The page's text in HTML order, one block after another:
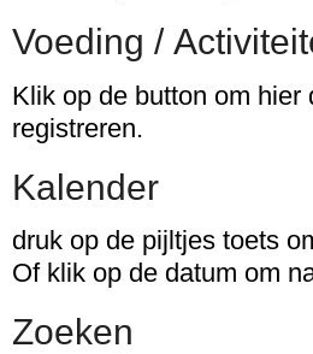
Voeding /
Klik op de button om
registreren.
Kalender
druk op de pijltjes toets
Of klik op de datum om
Zoeken